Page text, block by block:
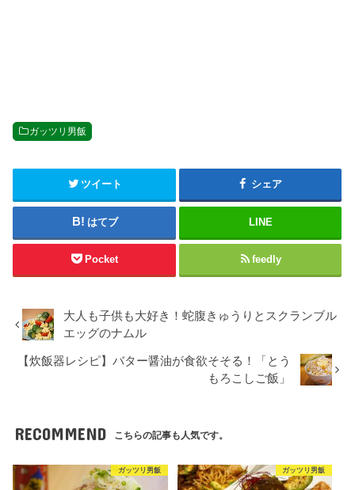
ガッツリ男飯
ツイート シェア
はてブ LINE
Pocket feedly
大人も子供も大好き！蛇腹きゅうりとスクランブル
エッグのナムル
【炊飯器レシピ】バター醤油が食欲そそる！「とう
もろこしご飯」
RECOMMEND こちらの記事も人気です。
ガッツリ男飯 ガッツリ男飯